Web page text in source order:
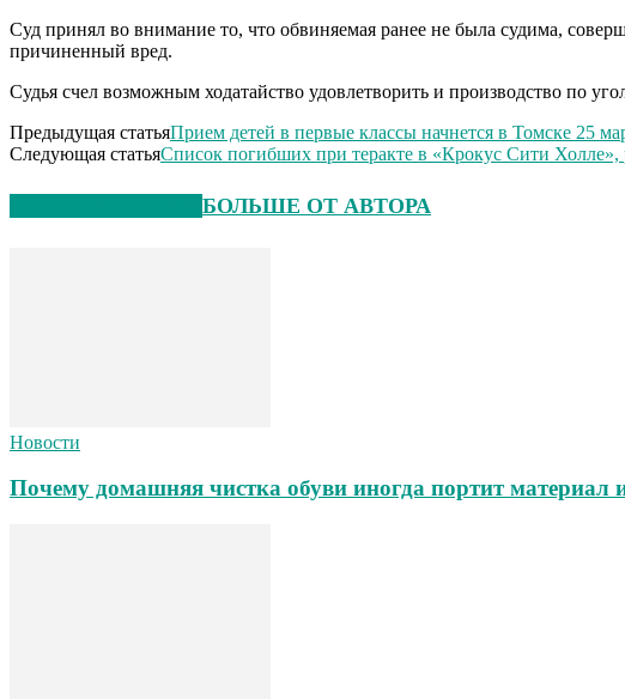
Суд принял во внимание то, что обвиняемая ранее не была судима,
причиненный вред.
Судья счел возможным ходатайство удовлетворить и производство по
Предыдущая статьяПрием детей в первые классы начнется в Томске 25
Следующая статьяСписок погибших при теракте в «Крокус Сити Холле»,
БОЛЬШЕ ОТ АВТОРА
Новости
Почему домашняя чистка обуви иногда портит материал